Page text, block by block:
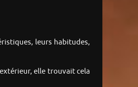
leurs habitudes,
elle trouvait cela